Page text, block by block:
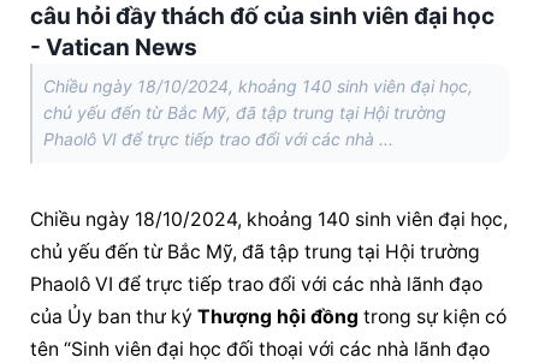
câu hỏi đầy thách đố của sinh viên đại học
- Vatican News
Chiều ngày 18/10/2024, khoảng 140 sinh viên đại học,
chủ yếu đến từ Bắc Mỹ, đã tập trung tại Hội trường
Phaolô VI để trực tiếp trao đổi với các nhà ...
Chiều ngày 18/10/2024, khoảng 140 sinh viên đại học,
chủ yếu đến từ Bắc Mỹ, đã tập trung tại Hội trường
Phaolô VI để trực tiếp trao đổi với các nhà lãnh đạo
của Ủy ban thư ký Thượng hội đồng trong sự kiện có
tên “Sinh viên đại học đối thoại với các nhà lãnh đạo